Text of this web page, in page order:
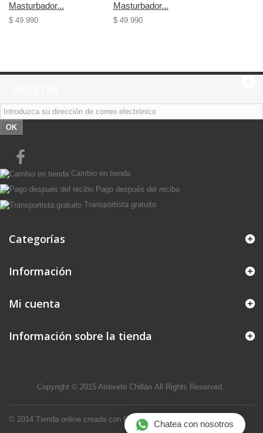
Masturbador...
$ 49.990
Masturbador...
$ 49.990
OK
Cambio en tienda
Pago después del recibo
Transportista gratuito
Categorías
Información
© 2014 Tienda online creada con PrestaShop™
Mi cuenta
Información sobre la tienda
Copyright © 2015 Atrévete ChillánAll Rights Reserved.
Chatea con nosotros